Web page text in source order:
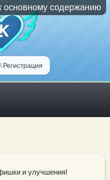
основному содержанию
Регистрация
и улучшения!